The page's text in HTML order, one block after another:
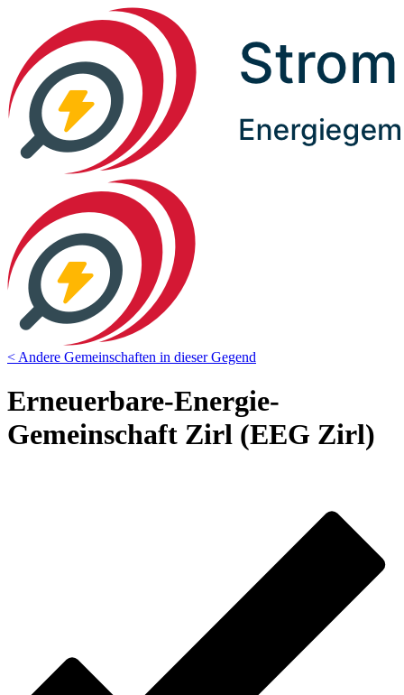
< Andere Gemeinschaften in dieser Gegend
Erneuerbare-Energie-
Gemeinschaft Zirl (EEG Zirl)